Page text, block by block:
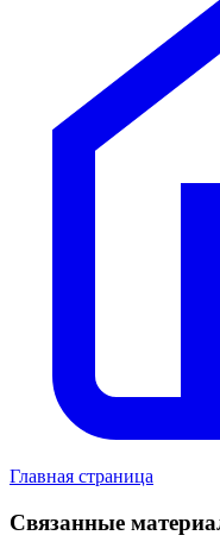
Главная страница
Связанные